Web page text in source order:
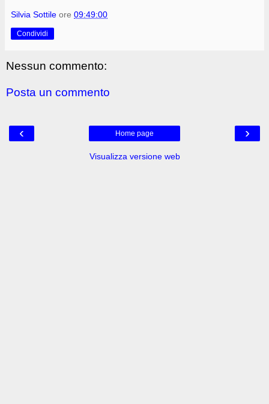
Silvia Sottile ore 09:49:00
Condividi
Nessun commento:
Posta un commento
‹ ›
Home page
Visualizza versione web